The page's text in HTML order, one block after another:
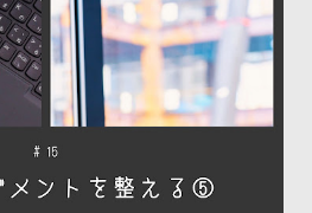
ある、ということをさきほど書きま
マネジメントの出発点には、会社や
たいかを明確にすることがありま
かって、...
きたいと思います。... 恒例のフロー
営業担当者の活動にフォーカスした
営業活動管理について考えてみま
このシリーズ記事の最初の方で、営
、「as is（現状のまま）」と「to